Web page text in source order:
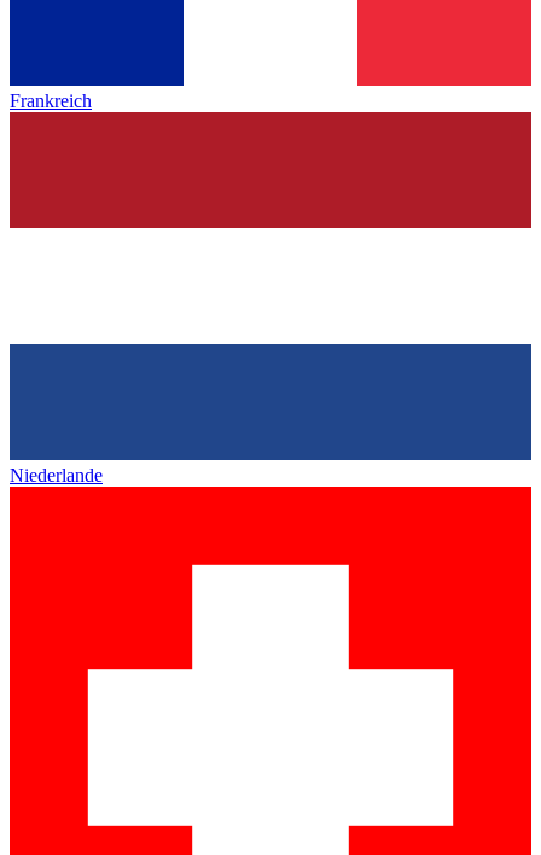
Frankreich
Niederlande